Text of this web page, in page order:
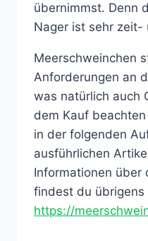
übernimmst. Denn
Nager ist sehr zeit-
Meerschweinchen
Anforderungen an
was natürlich auch
dem Kauf
in der folgenden
ausführlichen
Informationen über
findest du übrigens
https://